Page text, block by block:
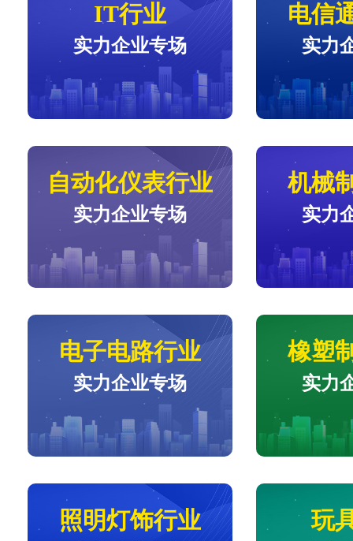
IT行业
实力企业专场
电信
实力
自动化仪表行业
实力企业专场
机械
实力
电子电路行业
实力企业专场
橡塑
实力
照明灯饰行业 玩